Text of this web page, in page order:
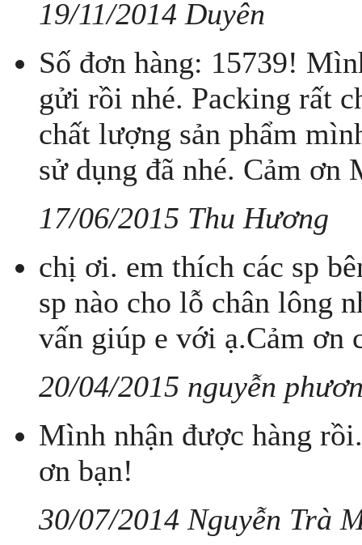
19/11/2014 Duyên
Số đơn hàng: 15739!
gửi rồi nhé. Packing rất
chất lượng sản phẩm
sử dụng đã nhé. Cảm ơn
17/06/2015 Thu Hương
chị ơi. em thích các sp
sp nào cho lỗ chân lông
vấn giúp e với ạ.Cảm ơn
20/04/2015 nguyễn
Mình nhận được hàng
ơn bạn!
30/07/2014 Nguyễn Trà